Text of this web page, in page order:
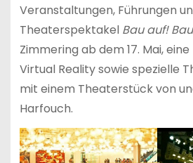
Veranstaltungen, Führungen
Theaterspektakel Bau auf!
Zimmering ab dem 17. Mai,
Virtual Reality sowie spezielle
mit einem Theaterstück von
Harfouch.